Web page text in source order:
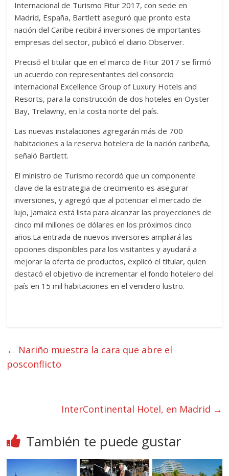
Internacional de Turismo Fitur 2017, con sede en
Madrid, España, Bartlett aseguró que pronto esta
nación del Caribe recibirá inversiones de importantes
empresas del sector, publicó el diario Observer.
Precisó el titular que en el marco de Fitur 2017 se firmó
un acuerdo con representantes del consorcio
internacional Excellence Group of Luxury Hotels and
Resorts, para la construcción de dos hoteles en Oyster
Bay, Trelawny, en la costa norte del país.
Las nuevas instalaciones agregarán más de 700
habitaciones a la reserva hotelera de la nación caribeña,
señaló Bartlett.
El ministro de Turismo recordó que un componente
clave de la estrategia de crecimiento es asegurar
inversiones, y agregó que al potenciar el mercado de
lujo, Jamaica está lista para alcanzar las proyecciones de
cinco mil millones de dólares en los próximos cinco
años.La entrada de nuevos inversores ampliará las
opciones disponibles para los visitantes y ayudará a
mejorar la oferta de productos, explicó el titular, quien
destacó el objetivo de incrementar el fondo hotelero del
país en 15 mil habitaciones en el venidero lustro.
← Nariño muestra la cara que abre el
posconflicto
InterContinental Hotel, en Madrid →
También te puede gustar